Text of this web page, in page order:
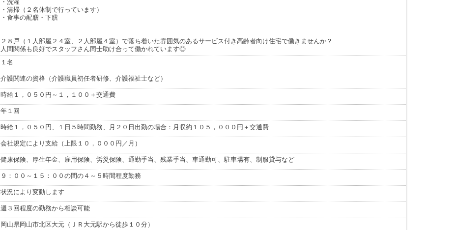
・洗濯
・清掃（２名体制で行っています）
・食事の配膳・下膳
２８戸（１人部屋２４室、２人部屋４室）で落ち着いた雰囲気のあるサービス付き高齢者向け住宅で働きませんか？
人間関係も良好でスタッフさん同士助け合って働かれています◎
１名
介護関連の資格（介護職員初任者研修、介護福祉士など）
時給１，０５０円～１，１００＋交通費
年１回
時給１，０５０円、１日５時間勤務、月２０日出勤の場合：月収約１０５，０００円＋交通費
会社規定により支給（上限１０，０００円／月）
健康保険、厚生年金、雇用保険、労災保険、通勤手当、残業手当、車通勤可、駐車場有、制服貸与など
９：００～１５：００の間の４～５時間程度勤務
状況により変動します
週３回程度の勤務から相談可能
岡山県岡山市北区大元（ＪＲ大元駅から徒歩１０分）